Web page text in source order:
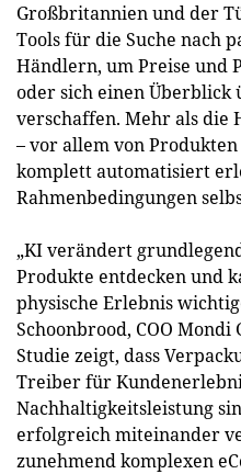
Großbritannien und der
Tools für die Suche nach
Händlern, um Preise und
oder sich einen Überblick
verschaffen. Mehr als
– vor allem von
komplett automatisiert
Rahmenbedingungen
„KI verändert
Produkte entdecken und
physische Erlebnis
Schoonbrood, COO Mondi
Studie zeigt, dass
Treiber für
Nachhaltigkeitsleistung
erfolgreich miteinander
zunehmend komplexen